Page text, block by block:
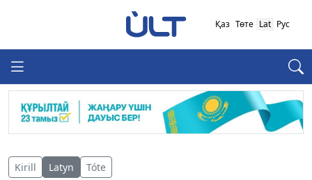
Қаз Төте Lat Рус
Kirill Latyn Tóte